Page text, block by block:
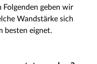
Folgenden geben wir
Wandstärke sich
besten eignet.